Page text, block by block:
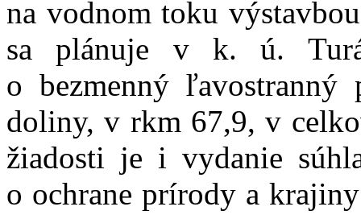
na vodnom toku
sa plánuje v k. ú.
o bezmenný
doliny, v rkm 67,9, v
žiadosti je i vydanie
o ochrane prírody a